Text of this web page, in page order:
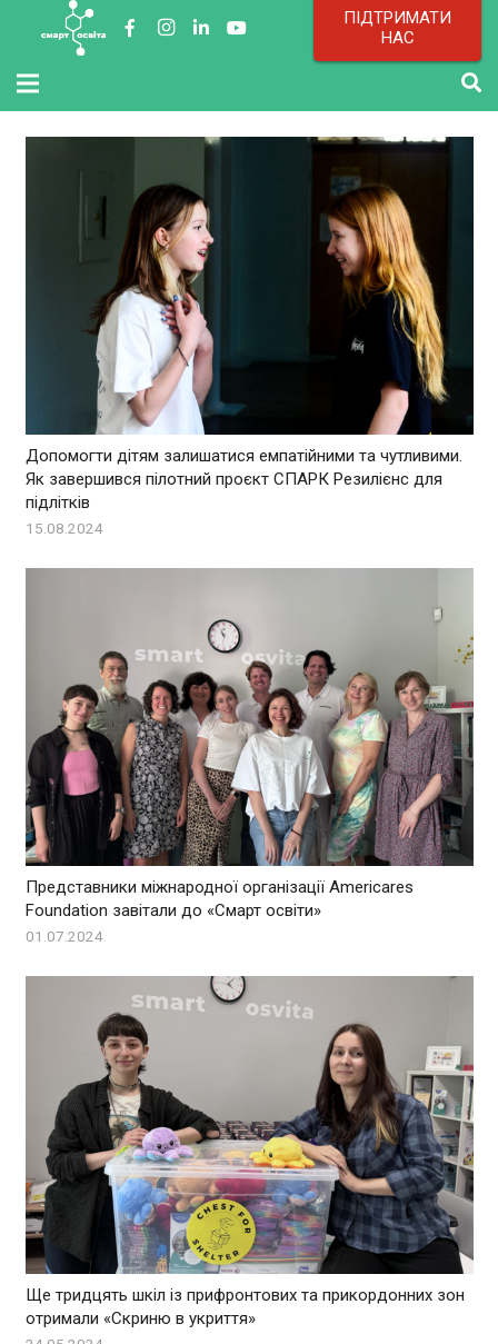
ПІДТРИМАТИ
НАС
Допомогти дітям залишатися емпатійними та чутливими.
Як завершився пілотний проєкт СПАРК Резилієнс для
підлітків
15.08.2024
Представники міжнародної організації Americares
Foundation завітали до «Смарт освіти»
01.07.2024
Ще тридцять шкіл із прифронтових та прикордонних зон
отримали «Скриню в укриття»